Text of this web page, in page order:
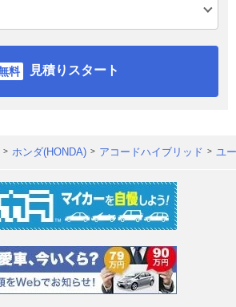
見積りスタート
ホンダ(HONDA) アコードハイブリッド ユ